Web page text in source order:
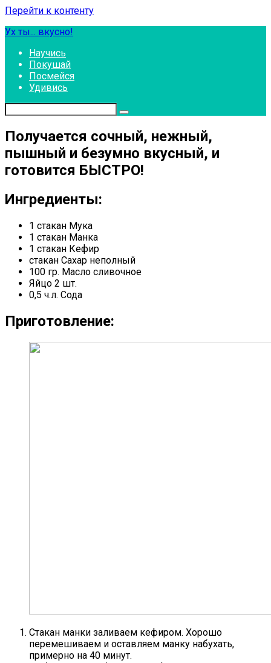
Перейти к контенту
Ух ты... вкусно!
Научись
Покушай
Посмейся
Удивись
Получается сочный, нежный,
пышный и безумно вкусный, и
готовится БЫСТРО!
Ингредиенты:
1 стакан Мука
1 стакан Манка
1 стакан Кефир
стакан Сахар неполный
100 гр. Масло сливочное
Яйцо 2 шт.
0,5 ч.л. Сода
Приготовление:
Стакан манки заливаем кефиром. Хорошо
перемешиваем и оставляем манку набухать,
примерно на 40 минут.